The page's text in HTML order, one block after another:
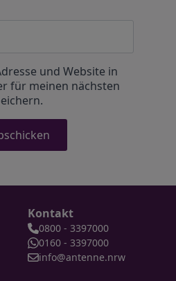
und Website in
für meinen nächsten
Kontakt
0800 - 3397000
0160 - 3397000
info@antenne.nrw